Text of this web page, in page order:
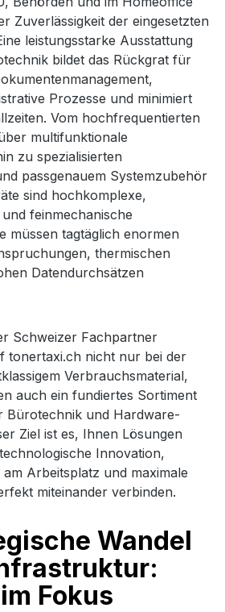
Zuverlässigkeit der eingesetzten
leistungsstarke Ausstattung
bildet das Rückgrat für
Prozesse und minimiert
Vom hochfrequentierten
multifunktionale
zu spezialisierten
passgenauem Systemzubehör
sind hochkomplexe,
feinmechanische
müssen tagtäglich enormen
thermischen
Datendurchsätzen
Schweizer Fachpartner
tonertaxi.ch nicht nur bei der
Verbrauchsmaterial,
auch ein fundiertes Sortiment
Bürotechnik und Hardware-
Ziel ist es, Ihnen Lösungen
Innovation,
Arbeitsplatz und maximale
miteinander verbinden.
Wandel
Fokus